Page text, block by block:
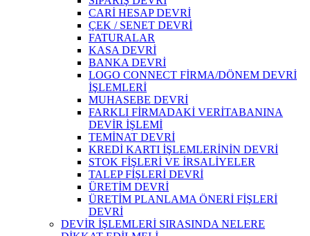
CARİ HESAP DEVRİ
ÇEK / SENET DEVRİ
FATURALAR
KASA DEVRİ
BANKA DEVRİ
LOGO CONNECT FİRMA/DÖNEM DEVRİ
İŞLEMLERİ
MUHASEBE DEVRİ
FARKLI FİRMADAKİ VERİTABANINA
DEVİR İŞLEMİ
TEMİNAT DEVRİ
KREDİ KARTI İŞLEMLERİNİN DEVRİ
STOK FİŞLERİ VE İRSALİYELER
TALEP FİŞLERİ DEVRİ
ÜRETİM DEVRİ
ÜRETİM PLANLAMA ÖNERİ FİŞLERİ
DEVRİ
DEVİR İŞLEMLERİ SIRASINDA NELERE